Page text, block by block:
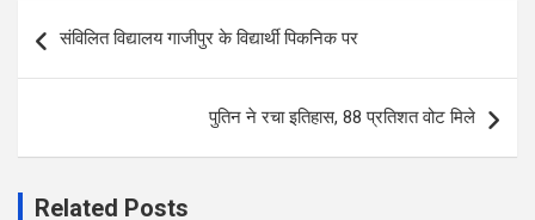
navigation
संविलित विद्यालय गाजीपुर के विद्यार्थी पिकनिक पर
पुतिन ने रचा इतिहास, 88 प्रतिशत वोट मिले
Related Posts